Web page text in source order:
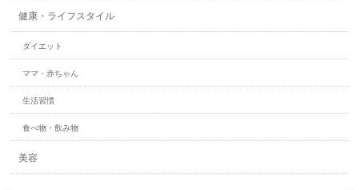
健康・ライフスタイル
ダイエット
ママ・赤ちゃん
生活習慣
食べ物・飲み物
美容